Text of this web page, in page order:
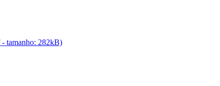
tamanho: 282kB)